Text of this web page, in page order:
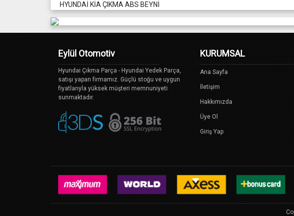
HYUNDAİ KİA ÇIKMA ABS BEYNİ
Eylül Otomotiv
Hyundai Çıkma Parça - Hyundai Yedek Parça,
satışı yapan firmamız. Güçlü stoğu ve uygun
fiyatlarıyla yüksek müşteri memnuniyeti
sunmaktadır.
KURUMSAL
Ana Sayfa
İletişim
Hakkımızda
Üye Ol
Giriş Yap